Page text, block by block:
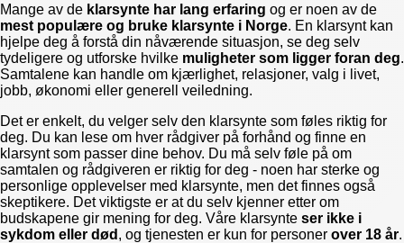
Mange av de klarsynte har lang erfaring og er noen av de
mest populære og bruke klarsynte i Norge. En klarsynt kan
hjelpe deg å forstå din nåværende situasjon, se deg selv
tydeligere og utforske hvilke muligheter som ligger foran deg.
Samtalene kan handle om kjærlighet, relasjoner, valg i livet,
jobb, økonomi eller generell veiledning.
Det er enkelt, du velger selv den klarsynte som føles riktig for
deg. Du kan lese om hver rådgiver på forhånd og finne en
klarsynt som passer dine behov. Du må selv føle på om
samtalen og rådgiveren er riktig for deg - noen har sterke og
personlige opplevelser med klarsynte, men det finnes også
skeptikere. Det viktigste er at du selv kjenner etter om
budskapene gir mening for deg. Våre klarsynte ser ikke i
sykdom eller død , og tjenesten er kun for personer over 18 år.